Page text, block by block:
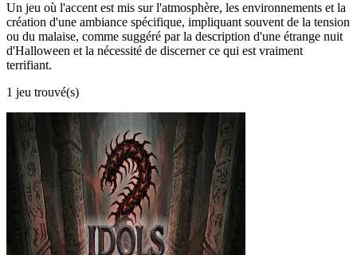
Un jeu où l'accent est mis sur l'atmosphère, les environnements et la
création d'une ambiance spécifique, impliquant souvent de la tension
ou du malaise, comme suggéré par la description d'une étrange nuit
d'Halloween et la nécessité de discerner ce qui est vraiment
terrifiant.
1 jeu trouvé(s)